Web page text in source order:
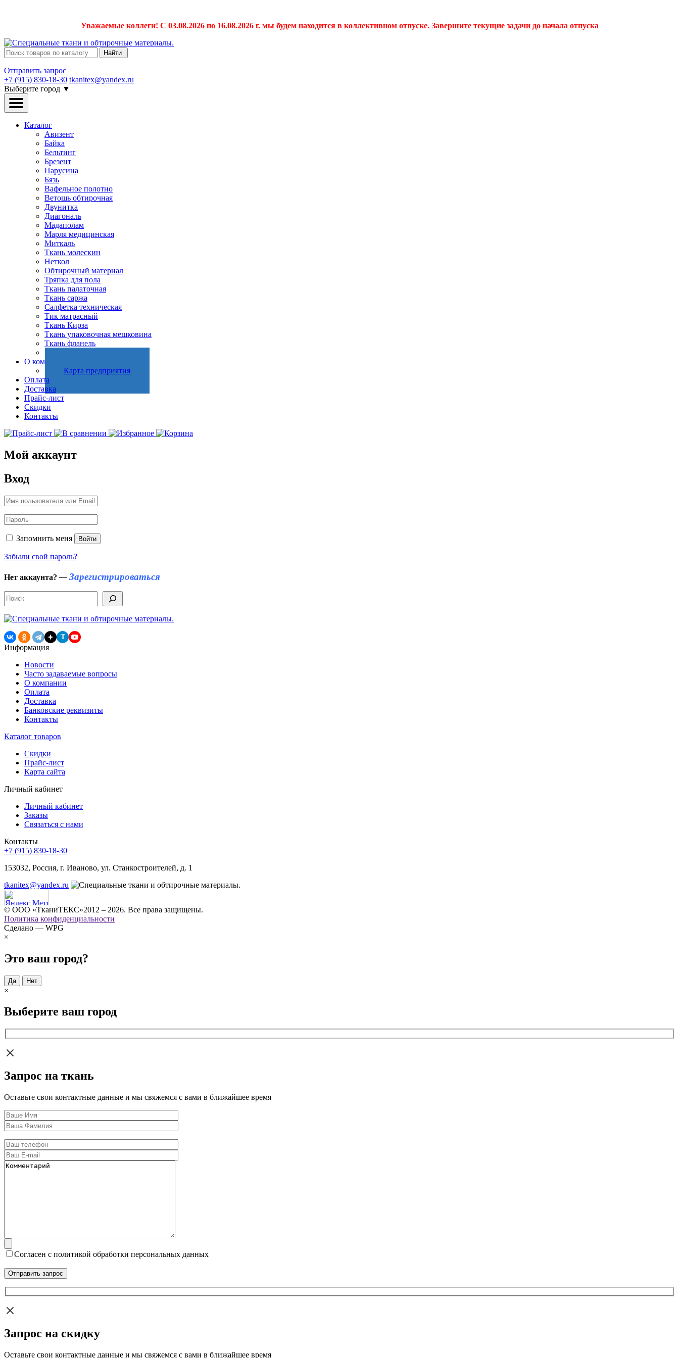
Уважаемые коллеги! С 03.08.2026 по 16.08.2026 г. мы будем находится в коллективном отпуске. Завершите текущие задачи до начала отпуска
Найти
Отправить запрос
+7 (915) 830-18-30 tkanitex@yandex.ru
Выберите город ▼
Каталог
Авизент
Байка
Бельтинг
Брезент
Парусина
Бязь
Вафельное полотно
Ветошь обтирочная
Двунитка
Диагональ
Мадаполам
Марля медицинская
Миткаль
Ткань молескин
Неткол
Обтирочный материал
Тряпка для пола
Ткань палаточная
Ткань саржа
Салфетка техническая
Тик матрасный
Ткань Кирза
Ткань упаковочная мешковина
Ткань фланель
О компании
Карта предприятия
Оплата
Доставка
Прайс-лист
Скидки
Контакты
Мой аккаунт
Вход
Запомнить меня Войти
Забыли свой пароль?
Нет аккаунта? — Зарегистрироваться
Поиск
T
Информация
Новости
Часто задаваемые вопросы
О компании
Оплата
Доставка
Банковские реквизиты
Контакты
Каталог товаров
Скидки
Прайс-лист
Карта сайта
Личный кабинет
Личный кабинет
Заказы
Связаться с нами
Контакты
+7 (915) 830-18-30
153032, Россия, г. Иваново, ул. Станкостроителей, д. 1
tkanitex@yandex.ru
© ООО «ТканиТЕКС»2012 – 2026. Все права защищены.
Политика конфиденциальности
Сделано — WPG
×
Это ваш город?
Да Нет
×
Выберите ваш город
Запрос на ткань
Оставьте свои контактные данные и мы свяжемся с вами в ближайшее время
Согласен с политикой обработки персональных данных
Запрос на скидку
Оставьте свои контактные данные и мы свяжемся с вами в ближайшее время